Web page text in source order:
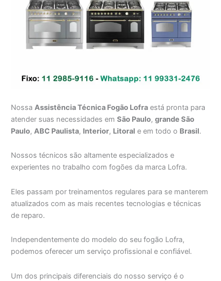
NossaAssistência Técnica Fogão Lofra está pronta para
atender suas necessidades emSão Paulo,grande São
Paulo,ABC Paulista, Interior, Litoral e em todo o Brasil.
Nossos técnicos são altamente especializados e
experientes no trabalho com fogões da marca Lofra.
Eles passam por treinamentos regulares para se manterem
atualizados com as mais recentes tecnologias e técnicas
de reparo.
Independentemente do modelo do seu fogão Lofra,
podemos oferecer um serviço profissional e confiável.
Um dos principais diferenciais do nosso serviço é o